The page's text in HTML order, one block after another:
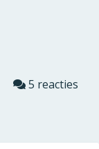
5 reacties